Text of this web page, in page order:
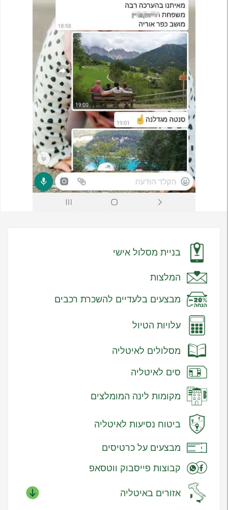
בניית מסלול אישי
המלצות
מבצעים בלעדיים להשכרת רכבים
עלויות הטיול
מסלולים לאיטליה
סים לאיטליה
מקומות לינה המומלצים
ביטוח נסיעות לאיטליה
מבצעים על כרטיסים
קבוצות פייסבוק ווטסאפ
אזורים באיטליה